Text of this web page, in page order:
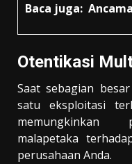
Baca juga:
Otentikasi
Saat sebagian
satu eksploitasi
memungkinkan
malapetaka
perusahaan Anda.